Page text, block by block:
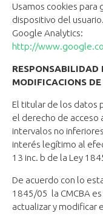
Usamos cookies para
dispositivo del
Google Analytics:
http://
MODIFICACIONS
El titular de los datos
el derecho de acceso
intervalos no
interés legítimo al
13 inc. b de la Ley
De acuerdo con lo
1845/05 la CMCBA
actualizar y modificar